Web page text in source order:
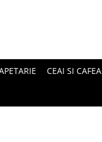
CEAI SI CAFEA